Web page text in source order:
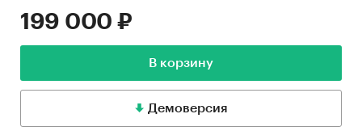
199 000 ₽
В корзину
Демоверсия